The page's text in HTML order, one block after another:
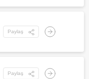
Paylaş
Paylaş